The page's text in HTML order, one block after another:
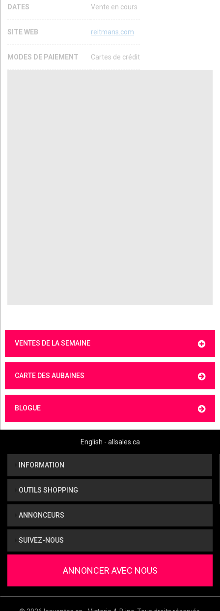
DATES Vente en cours
SITE WEB reitmans.com
MODES DE PAIEMENT Cartes de crédit
VENTES DE LA SEMAINE
CARTE DES AUBAINES
BLOGUE
English - allsales.ca
INFORMATION
OUTILS SHOPPING
ANNONCEURS
SUIVEZ-NOUS
ANNONCER AVEC NOUS